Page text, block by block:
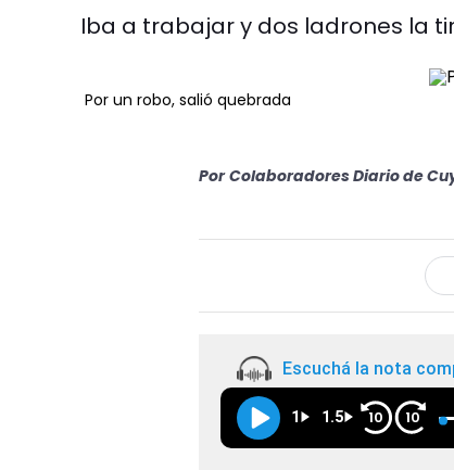
Iba a trabajar y dos ladrones la
Por un robo, salió quebrada
Por Colaboradores Diario de
Escuchá la nota
1 1.5 10 10